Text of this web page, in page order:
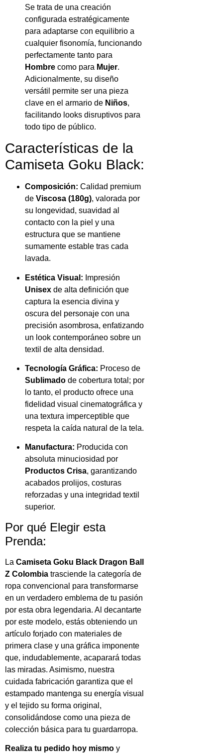
Se trata de una creación
configurada estratégicamente
para adaptarse con equilibrio a
cualquier fisonomía, funcionando
perfectamente tanto para
Hombre como para Mujer.
Adicionalmente, su diseño
versátil permite ser una pieza
clave en el armario de Niños,
facilitando looks disruptivos para
todo tipo de público.
Características de la
Camiseta Goku Black:
Composición: Calidad premium
de Viscosa (180g), valorada por
su longevidad, suavidad al
contacto con la piel y una
estructura que se mantiene
sumamente estable tras cada
lavada.
Estética Visual: Impresión
Unisex de alta definición que
captura la esencia divina y
oscura del personaje con una
precisión asombrosa, enfatizando
un look contemporáneo sobre un
textil de alta densidad.
Tecnología Gráfica: Proceso de
Sublimado de cobertura total; por
lo tanto, el producto ofrece una
fidelidad visual cinematográfica y
una textura imperceptible que
respeta la caída natural de la tela.
Manufactura: Producida con
absoluta minuciosidad por
Productos Crisa, garantizando
acabados prolijos, costuras
reforzadas y una integridad textil
superior.
Por qué Elegir esta
Prenda:
La Camiseta Goku Black Dragon Ball
Z Colombia trasciende la categoría de
ropa convencional para transformarse
en un verdadero emblema de tu pasión
por esta obra legendaria. Al decantarte
por este modelo, estás obteniendo un
artículo forjado con materiales de
primera clase y una gráfica imponente
que, indudablemente, acaparará todas
las miradas. Asimismo, nuestra
cuidada fabricación garantiza que el
estampado mantenga su energía visual
y el tejido su forma original,
consolidándose como una pieza de
colección básica para tu guardarropa.
Realiza tu pedido hoy mismo y